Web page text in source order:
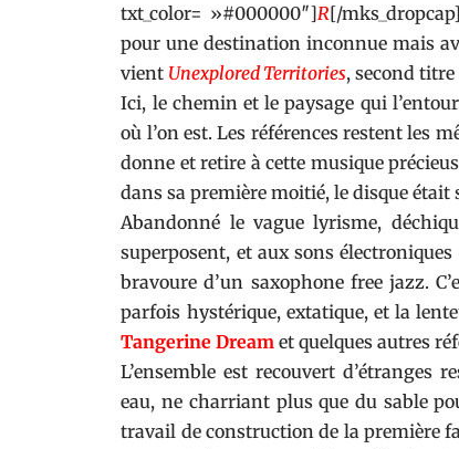
txt_color= »#000000″]R[/mks_dropcap]
pour une destination inconnue mais
vient Unexplored Territories, second titre
Ici, le chemin et le paysage qui
où l’on est. Les références restent les
donne et retire à cette musique
dans sa première moitié, le disque
Abandonné le vague lyrisme,
superposent, et aux sons
bravoure d’un saxophone free jazz.
parfois hystérique, extatique, et la
Tangerine Dream et quelques autres
L’ensemble est recouvert d’étranges
eau, ne charriant plus que du sable
travail de construction de la première